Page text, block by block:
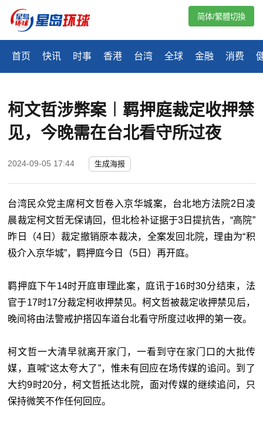
首页 快讯 时事 香港 台湾 全球 金融 消费
简体/繁體切換
柯文哲涉弊案︱羁押庭裁定收押禁
见，今晚需在台北看守所过夜
2024-09-05 17:44 生成海报
台湾民众党主席柯文哲卷入京华城案，台北地方法院2日凌
晨裁定柯文哲无保请回，但北检补证据于3日提抗告，“高院”
昨日（4日）裁定撤销原本裁决，全案发回北院，理由为“积
极介入京华城”，羁押庭今日（5日）再开庭。
羁押庭下午14时开庭审理此案，庭讯于16时30分结束，法
官于17时17分裁定柯收押禁见。柯文哲被裁定收押禁见后，
晚间将由法警戒护搭囚车道台北看守所度过收押的第一夜。
柯文哲一大清早就离开家门，一看到守在家门口的大批传
媒，直喊“这太夸大了”，惟未有回应在场传媒的追问。到了
大约9时20分，柯文哲抵达北院，面对传媒的继续追问，只
保持微笑不作任何回应。